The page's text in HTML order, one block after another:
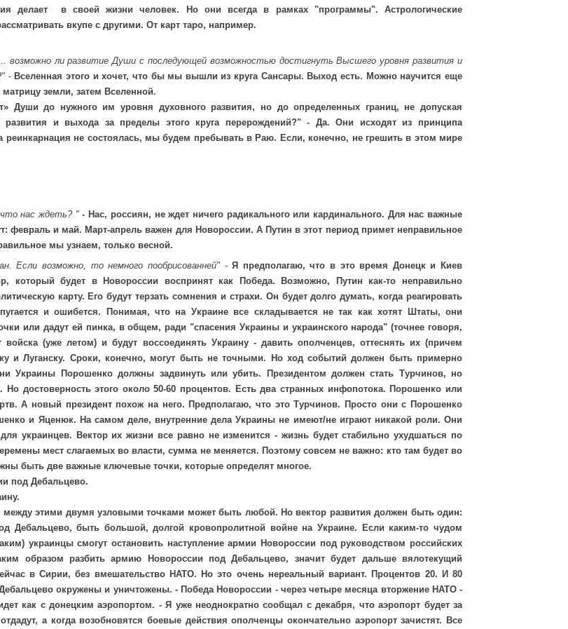
делает в своей жизни человек. Но они всегда в рамках "программы". Астрологические
вкупе с другими. От карт таро, например.
возможно ли развитие Души с последующей возможностью достигнуть Высшего уровня развития и
-Вселенная этого и хочет, что бы мы вышли из круга Сансары. Выход есть. Можно научится еще
земли, затем Вселенной.
Души до нужного им уровня духовного развития, но до определенных границ, не допуская
развития и выхода за пределы этого круга перерождений?" - Да. Они исходят из принципа
реинкарнация не состоялась, мы будем пребывать в Раю. Если, конечно, не грешить в этом мире
нас ждеть? " - Нас, россиян, не ждет ничего радикального или кардинального. Для нас важные
февраль и май. Март-апрель важен для Новороссии. А Путин в этот период примет неправильное
мы узнаем, только весной.
Если возможно, то немного пообрисованней" -Я предполагаю, что в это время Донецк и Киев
который будет в Новороссии воспринят как Победа. Возможно, Путин как-то неправильно
карту. Его будут терзать сомнения и страхи. Он будет долго думать, когда реагировать
и ошибется. Понимая, что на Украине все складывается не так как хотят Штаты, они
или дадут ей пинка, в общем, ради "спасения Украины и украинского народа" (точнее говоря,
войска (уже летом) и будут воссоединять Украину - давить ополченцев, оттеснять их (причем
и Луганску. Сроки, конечно, могут быть не точными. Но ход событий должен быть примерно
Украины Порошенко должны задвинуть или убить. Президентом должен стать Турчинов, но
Но достоверность этого около 50-60 процентов. Есть два странных инфопотока. Порошенко или
А новый президент похож на него. Предполагаю, что это Турчинов. Просто они с Порошенко
и Яценюк. На самом деле, внутренние дела Украины не имеют/не играют никакой роли. Они
украинцев. Вектор их жизни все равно не изменится - жизнь будет стабильно ухудшаться по
мест слагаемых во власти, сумма не меняется. Поэтому совсем не важно: кто там будет во
быть две важные ключевые точки, которые определят многое.
под Дебальцево.
этими двумя узловыми точками может быть любой. Но вектор развития должен быть один:
Дебальцево, быть большой, долгой кровопролитной войне на Украине. Если каким-то чудом
украинцы смогут остановить наступление армии Новороссии под руководством российских
образом разбить армию Новороссии под Дебальцево, значит будет дальше вялотекущий
в Сирии, без вмешательство НАТО. Но это очень нереальный вариант. Процентов 20. И 80
окружены и уничтожены. - Победа Новороссии - через четыре месяца вторжение НАТО -
как с донецким аэропортом. - Я уже неоднократно сообщал с декабря, что аэропорт будет за
а когда возобновятся боевые действия ополченцы окончательно аэропорт зачистят. Все